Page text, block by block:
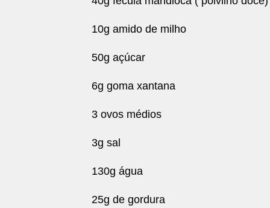
10g amido de milho
50g açúcar
6g goma xantana
3 ovos médios
3g sal
130g água
25g de gordura